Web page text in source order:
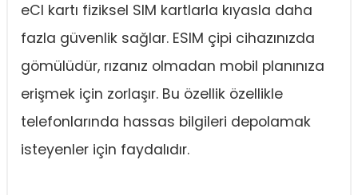
eCI kartı fiziksel SIM kartlarla kıyasla daha
fazla güvenlik sağlar. ESIM çipi cihazınızda
gömülüdür, rızanız olmadan mobil planınıza
erişmek için zorlaşır. Bu özellik özellikle
telefonlarında hassas bilgileri depolamak
isteyenler için faydalıdır.